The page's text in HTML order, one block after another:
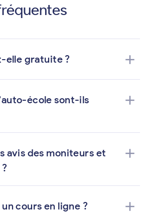
elle gratuite ? add
école sont-ils
add
avis des moniteurs et
add
cours en ligne ? add